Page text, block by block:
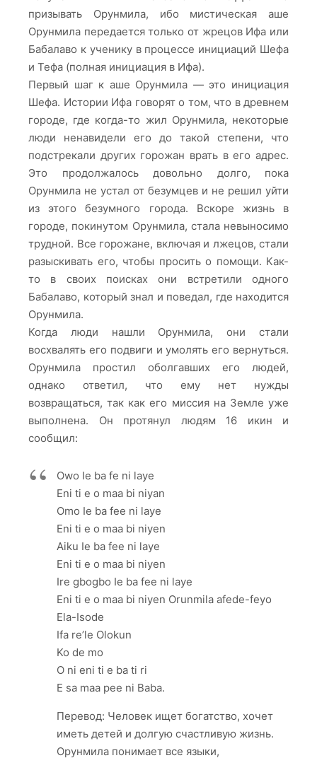
призывать Орунмила, ибо мистическая аше
Орунмила передается только от жрецов Ифа или
Бабалаво к ученику в процессе инициаций Шефа
и Тефа (полная инициация в Ифа).
Первый шаг к аше Орунмила — это инициация
Шефа. Истории Ифа говорят о том, что в древнем
городе, где когда-то жил Орунмила, некоторые
люди ненавидели его до такой степени, что
подстрекали других горожан врать в его адрес.
Это продолжалось довольно долго, пока
Орунмила не устал от безумцев и не решил уйти
из этого безумного города. Вскоре жизнь в
городе, покинутом Орунмила, стала невыносимо
трудной. Все горожане, включая и лжецов, стали
разыскивать его, чтобы просить о помощи. Как-
то в своих поисках они встретили одного
Бабалаво, который знал и поведал, где находится
Орунмила.
Когда люди нашли Орунмила, они стали
восхвалять его подвиги и умолять его вернуться.
Орунмила простил оболгавших его людей,
однако ответил, что ему нет нужды
возвращаться, так как его миссия на Земле уже
выполнена. Он протянул людям 16 икин и
сообщил:
Owo Ie ba fe ni laye
Eni ti e o maa bi niyan
Omo Ie ba fee ni laye
Eni ti e o maa bi niyen
Aiku Ie ba fee ni laye
Eni ti e o maa bi niyen
Ire gbogbo Ie ba fee ni laye
Eni ti e o maa bi niyen Orunmila afede-feyo
Ela-Isode
Ifa re’le Olokun
Ko de mo
O ni eni ti e ba ti ri
E sa maa pee ni Baba.
Перевод: Человек ищет богатство, хочет
иметь детей и долгую счастливую жизнь.
Орунмила понимает все языки,